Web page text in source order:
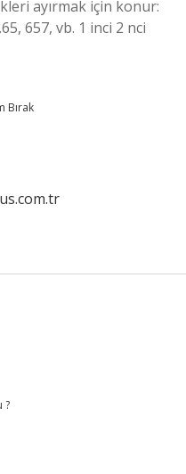
ayırmak için konur:
657, vb. 1 inci 2 nci
Bırak
?